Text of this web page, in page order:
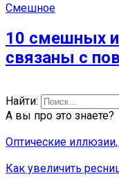
Смешное
10 смешных
связаны с
Найти:
А вы про это знаете?
Оптические
Как увеличить